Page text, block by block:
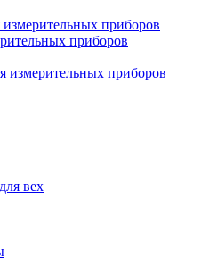
приборов
приборов
измерительных приборов
вех